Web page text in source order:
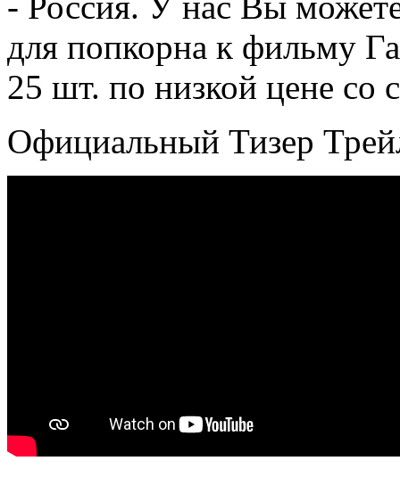
для попкорна к фильму
25 шт. по низкой цене со
Официальный Тизер